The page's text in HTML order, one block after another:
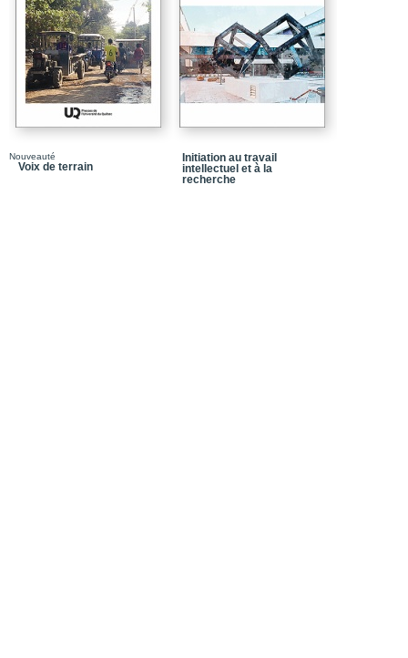
Nouveauté
Voix de terrain
Initiation au travail
intellectuel et à la
recherche